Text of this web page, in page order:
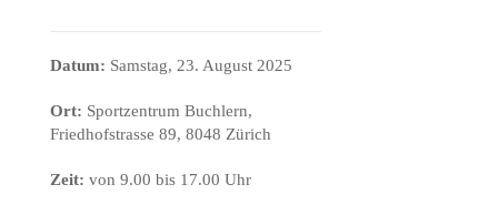
Datum: Samstag, 23. August 2025
Ort: Sportzentrum Buchlern,
Friedhofstrasse 89, 8048 Zürich
Zeit: von 9.00 bis 17.00 Uhr